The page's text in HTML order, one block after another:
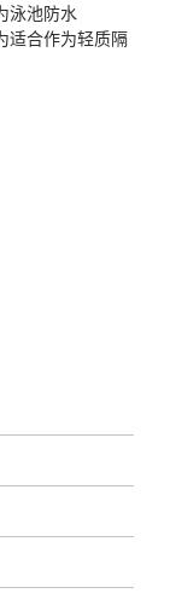
泳池防水
适合作为轻质隔